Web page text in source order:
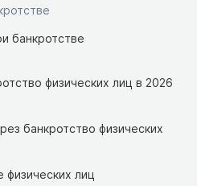
банкротстве
физических лиц в 2026
банкротство физических
лиц